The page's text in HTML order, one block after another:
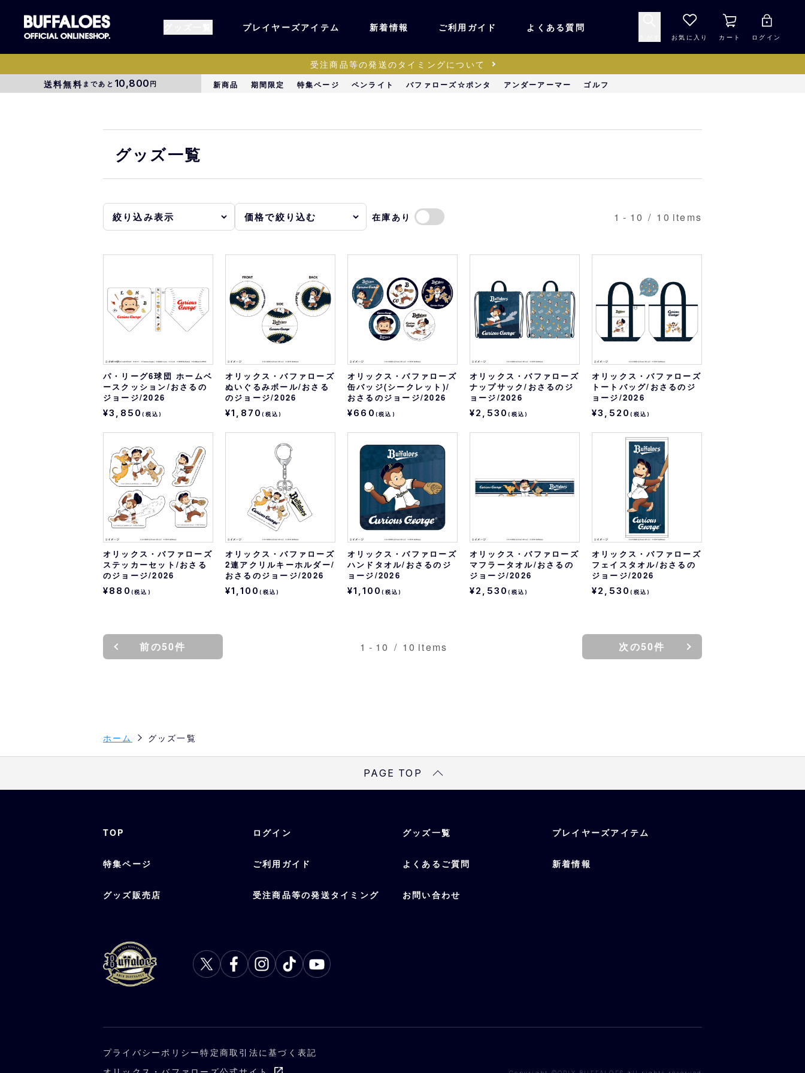
すべてのグッズ オーセンティック
ユニフォーム・ワッ
キャップ・ヘルメッ
タオル各種 アパレル キッズ・ベビー バッグ
マスコット・バファ
コラボグッズ キッチン・食品 スマホ用品
EC限定販売 キーホルダー 1000円未満
プレイヤーズアイテム 新着情報 ご利用ガイド よくある質問
お気に入り カート ログイン
受注商品等の発送のタイミングについて
送料無料まであと 10,800円 新商品 期間限定 特集ページ ペンライト バファローズ☆ポンタ アンダーアーマー ゴルフ
グッズ一覧
在庫あり 1 - 10 / 10 items
パ・リーグ6球団 ホームベ
ースクッション/おさるの
ジョージ/2026
¥3,850(税込)
オリックス・バファローズ
ぬいぐるみボール/おさる
のジョージ/2026
¥1,870(税込)
オリックス・バファローズ
缶バッジ(シークレット)/
おさるのジョージ/2026
¥660 (税込)
オリックス・バファローズ
ナップサック/おさるのジ
ョージ/2026
¥2,530(税込)
オリックス・バファローズ
トートバッグ/おさるのジ
ョージ/2026
¥3,520(税込)
オリックス・バファローズ
ステッカーセット/おさる
のジョージ/2026
¥880 (税込)
オリックス・バファローズ
2連アクリルキーホルダー/
おさるのジョージ/2026
¥1,100(税込)
オリックス・バファローズ
ハンドタオル/おさるのジ
ョージ/2026
¥1,100(税込)
オリックス・バファローズ
マフラータオル/おさるの
ジョージ/2026
¥2,530(税込)
オリックス・バファローズ
フェイスタオル/おさるの
ジョージ/2026
¥2,530(税込)
1 - 10 / 10 items
前の50件 次の50件
ホーム グッズ一覧
PAGE TOP
TOP ログイン グッズ一覧 プレイヤーズアイテム
特集ページ ご利用ガイド よくあるご質問 新着情報
グッズ販売店 受注商品等の発送タイミング お問い合わせ
プライバシーポリシー特定商取引法に基づく表記